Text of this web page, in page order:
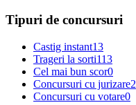
Tipuri de concursuri
Castig instant13
Trageri la sorti113
Cel mai bun scor0
Concursuri cu jurizare2
Concursuri cu votare0